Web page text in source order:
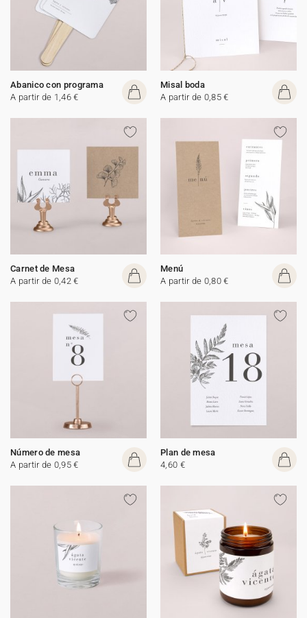
Abanico con programa
A partir de 1,46 €
Misal boda
A partir de 0,85 €
Carnet de Mesa
A partir de 0,42 €
Menú
A partir de 0,80 €
Número de mesa
A partir de 0,95 €
Plan de mesa
4,60 €